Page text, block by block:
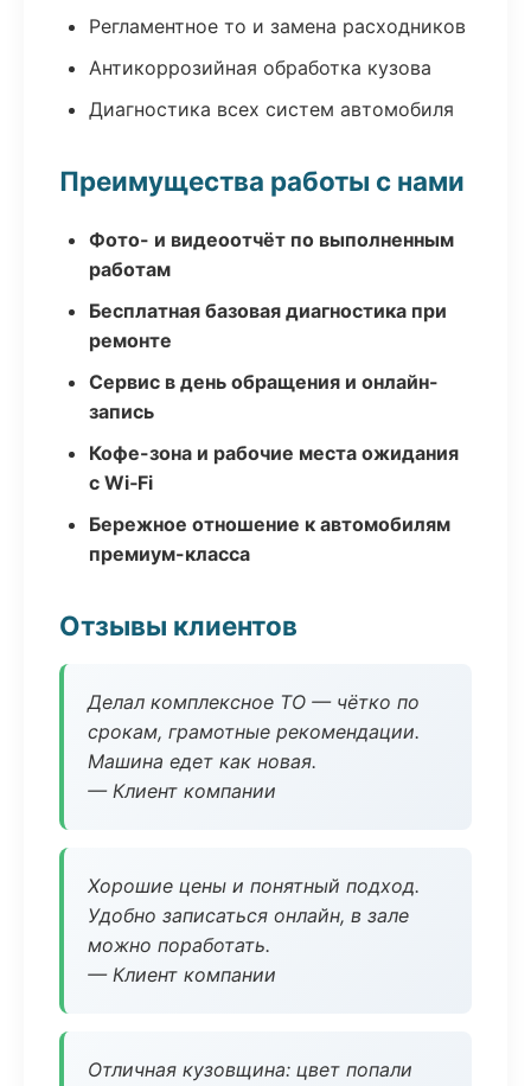
Регламентное то и замена расходников
Антикоррозийная обработка кузова
Диагностика всех систем автомобиля
Преимущества работы с нами
Фото- и видеоотчёт по выполненным
работам
Бесплатная базовая диагностика при
ремонте
Сервис в день обращения и онлайн-
запись
Кофе-зона и рабочие места ожидания
с Wi‑Fi
Бережное отношение к автомобилям
премиум-класса
Отзывы клиентов
Делал комплексное ТО — чётко по
срокам, грамотные рекомендации.
Машина едет как новая.
— Клиент компании
Хорошие цены и понятный подход.
Удобно записаться онлайн, в зале
можно поработать.
— Клиент компании
Отличная кузовщина: цвет попали